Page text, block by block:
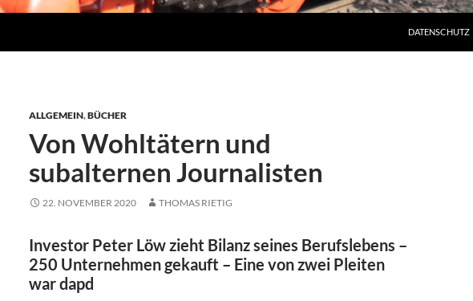
DATENSCHUTZ
ALLGEMEIN,BÜCHER
Von Wohltätern und
subalternen Journalisten
22. NOVEMBER 2020 THOMAS RIETIG
Investor Peter Löw zieht Bilanz seines Berufslebens –
250 Unternehmen gekauft – Eine von zwei Pleiten
war dapd